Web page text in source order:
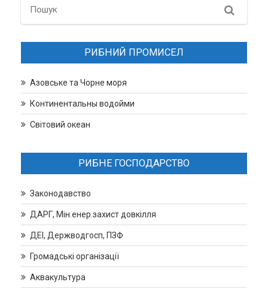
Search
РИБНИЙ ПРОМИСЕЛ
Азовське та Чорне моря
Континентальны водойми
Світовий океан
РИБНЕ ГОСПОДАРСТВО
Законодавство
ДАРГ, Мін.енер.захист довкілля
ДЕІ, Держводгосп, ПЗФ
Громадські організації
Аквакультура